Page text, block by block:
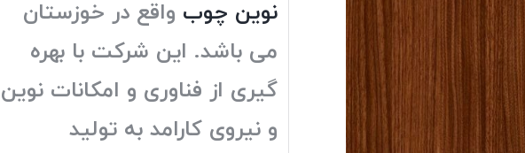
نوین چوب واقع در خوزستان
می باشد. این شرکت با بهره
گیری از فناوری و امکانات نوین
و نیروی کارامد به تولید